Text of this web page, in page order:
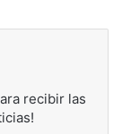
recibir las